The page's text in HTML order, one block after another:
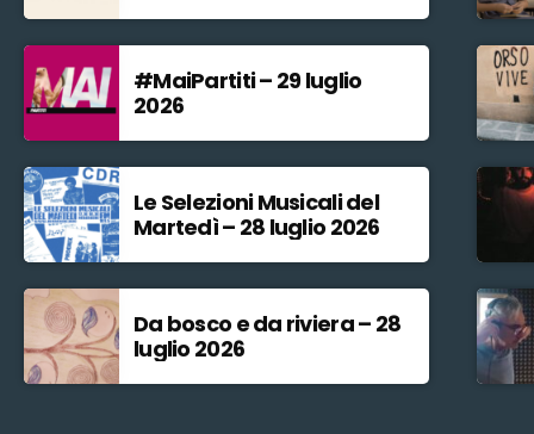
#MaiPartiti – 29 luglio
2026
Le Selezioni Musicali del
Martedì – 28 luglio 2026
Da bosco e da riviera – 28
luglio 2026